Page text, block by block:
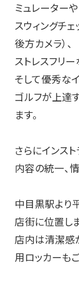
ミュレーターや
スウィングチ
後方カメラ）、
ストレスフリー
そして優秀な
ゴルフが上達
ます。
さらにインス
内容の統一、
中目黒駅より
店街に位置しま
店内は清潔感
用ロッカーも